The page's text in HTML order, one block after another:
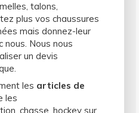
talons,
plus vos chaussures
mais donnez-leur
nous. Nous nous
un devis
les articles de
les
chasse, hockey sur